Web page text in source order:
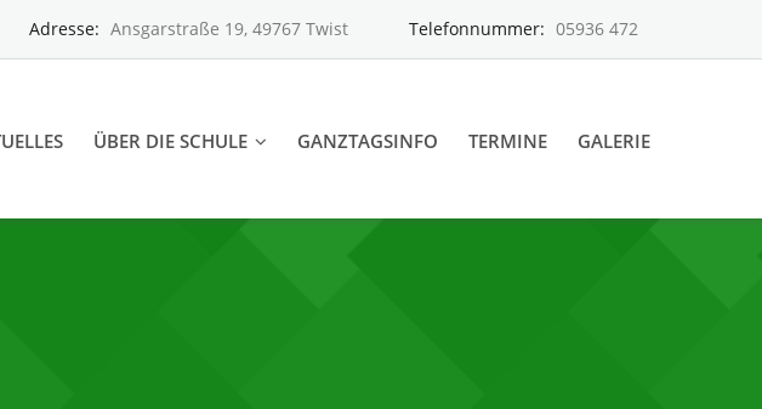
Adresse: Ansgarstraße 19, 49767 Twist Telefonnummer: 05936 472
ÜBER DIE SCHULE GANZTAGSINFO TERMINE GALERIE